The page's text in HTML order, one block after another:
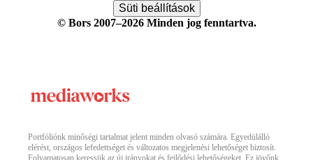
Süti beállítások
© Bors 2007–2026 Minden jog fenntartva.
Portfóliónk minőségi tartalmat jelent minden olvasó számára. Egyedülálló
elérést, országos lefedettséget és változatos megjelenési lehetőséget biztosít.
Folyamatosan keressük az új irányokat és fejlődési lehetőségeket. Ez jövőnk